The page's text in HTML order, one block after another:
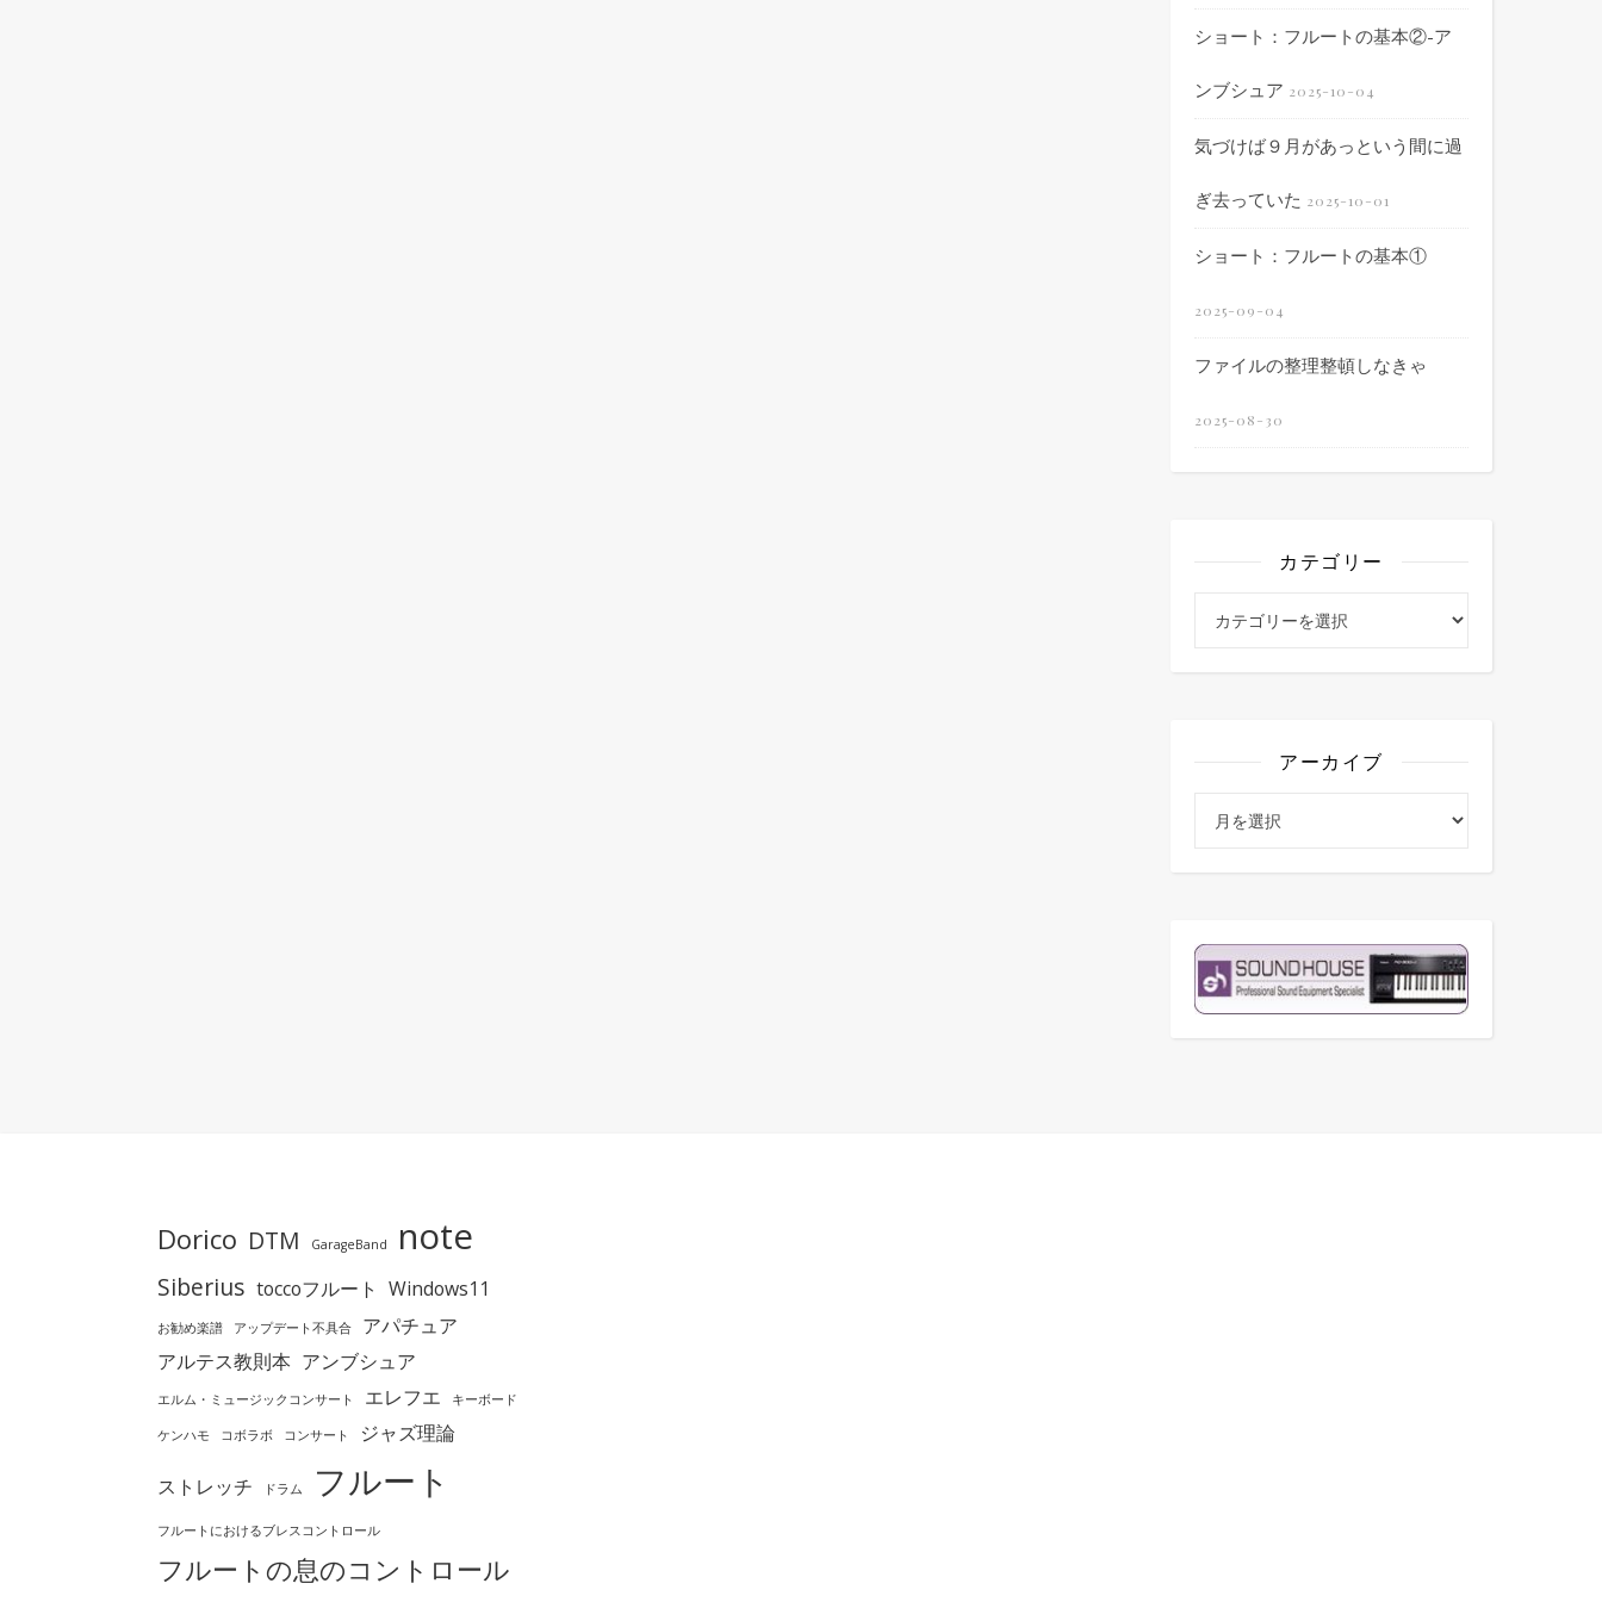
ショート：フルートの基本②-ア
ンブシュア 2025-10-04
気づけば９月があっという間に過
ぎ去っていた 2025-10-01
ショート：フルートの基本①
2025-09-04
ファイルの整理整頓しなきゃ
2025-08-30
カテゴリー
アーカイブ
Dorico DTM GarageBand note
Siberius toccoフルート Windows11
お勧め楽譜 アップデート不具合
アパチュア
アルテス教則本 アンブシュア
エルム・ミュージックコンサート エレフエ キーボード
ケンハモ コボラボ コンサート ジャズ理論
ストレッチ ドラム フルート
フルートにおけるブレスコントロール
フルートの息のコントロール